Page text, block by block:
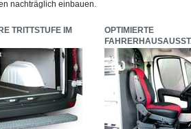
nachträglich einbauen.
TRITTSTUFE IM
OPTIMIERTE